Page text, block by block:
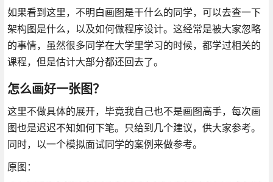
如果看到这里，不明白画图是干什么的同学，可以去查一下
架构图是什么，以及如何做程序设计。这经常是被大家忽略
的事情，虽然很多同学在大学里学习的时候，都学过相关的
课程，但是估计大部分都还回去了。
怎么画好一张图？
这里不做具体的展开，毕竟我自己也不是画图高手，每次画
图也是迟迟不知如何下笔。只给到几个建议，供大家参考。
同时，以一个模拟面试同学的案例来做参考。
原图：